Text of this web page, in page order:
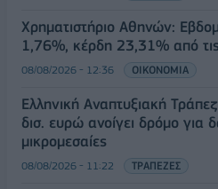
Χρηματιστήριο Αθηνών:
1,76%, κέρδη 23,31% από
08/08/2026 - 12:36 ΟΙΚΟΝΟΜΙΑ
Ελληνική Αναπτυξιακή
δισ. ευρώ ανοίγει δρόμο για
μικρομεσαίες
08/08/2026 - 11:22 ΤΡΑΠΕΖΕΣ